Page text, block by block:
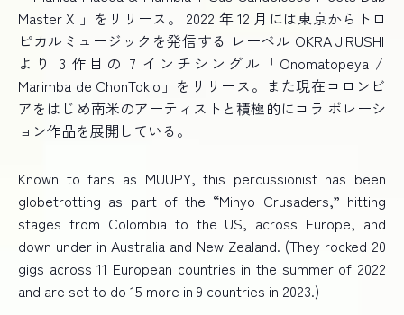
Master X 」をリリース。 2022 年12 月には東京からトロ
ピカルミュージックを発信する レーベル OKRA JIRUSHI
より 3 作目の 7 インチシングル「 Onomatopeya /
Marimba de ChonTokio 」をリリース。また現在コロンビ
アをはじめ南米のアーティストと積極的にコラ ボレーシ
ョン作品を展開している。
Known to fans as MUUPY, this percussionist has been
globetrotting as part of the “Minyo Crusaders,” hitting
stages from Colombia to the US, across Europe, and
down under in Australia and New Zealand. (They rocked 20
gigs across 11 European countries in the summer of 2022
and are set to do 15 more in 9 countries in 2023.)